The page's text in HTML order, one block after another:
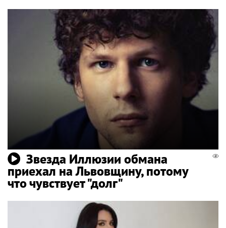
Звезда Иллюзии обмана
приехал на Львовщину, потому
что чувствует "долг"